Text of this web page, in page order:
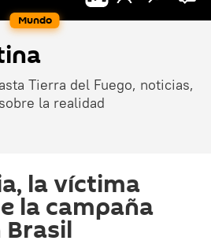
Mundo
Tierra del Fuego, noticias,
la realidad
la víctima
la campaña